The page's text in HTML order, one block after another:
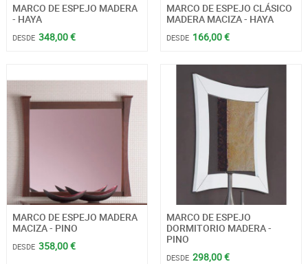
MARCO DE ESPEJO MADERA
- HAYA
DESDE 348,00 €
MARCO DE ESPEJO CLÁSICO
MADERA MACIZA - HAYA
DESDE 166,00 €
MARCO DE ESPEJO MADERA
MACIZA - PINO
DESDE 358,00 €
MARCO DE ESPEJO
DORMITORIO MADERA -
PINO
DESDE 298,00 €